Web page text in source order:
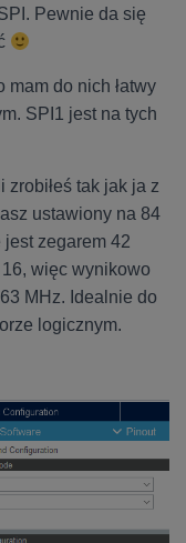
Pewnie da się
mam do nich łatwy
SPI1 jest na tych
tak jak ja z
ustawiony na 84
zegarem 42
więc wynikowo
MHz. Idealnie do
logicznym.